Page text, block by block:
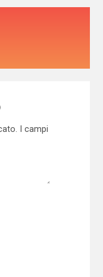
I campi